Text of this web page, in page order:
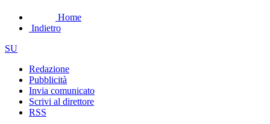
Home
Indietro
SU
Redazione
Pubblicità
Invia comunicato
Scrivi al direttore
RSS